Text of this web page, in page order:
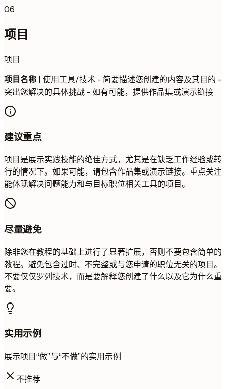
06
项目
项目
项目名称 | 使用工具/技术 - 简要描述您创建的内容及其目的 -
突出您解决的具体挑战 - 如有可能，提供作品集或演示链接
建议重点
项目是展示实践技能的绝佳方式，尤其是在缺乏工作经验或转
行的情况下。如果可能，请包含作品集或演示链接。重点关注
能体现解决问题能力和与目标职位相关工具的项目。
尽量避免
除非您在教程的基础上进行了显著扩展，否则不要包含简单的
教程。避免包含过时、不完整或与您申请的职位无关的项目。
不要仅仅罗列技术，而是要解释您创建了什么以及它为什么重
要。
实用示例
展示项目“做”与“不做”的实用示例
不推荐